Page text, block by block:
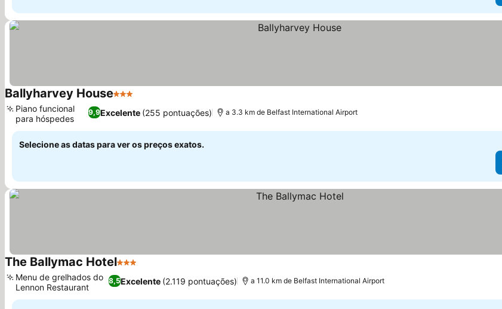
Ballyharvey House3 Estrelas
9,9Excelente (255 pontuações)
Piano funcional
para hóspedes
a 3.3 km de Belfast International Airport
Selecione as datas para ver os preços exatos.
The Ballymac Hotel3 Estrelas
8,5Excelente (2.119 pontuações)
Menu de grelhados do
Lennon Restaurant
a 11.0 km de Belfast International Airport